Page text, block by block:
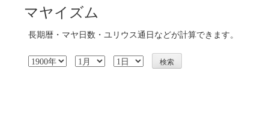
マヤイズム
長期暦・マヤ日数・ユリウス通日などが計算できます。